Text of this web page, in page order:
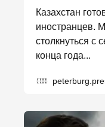
Казахстан
иностранцев.
столкнуться с
конца года...